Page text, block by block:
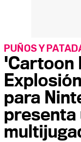
'Cartoon
para
presenta
PUÑOS Y